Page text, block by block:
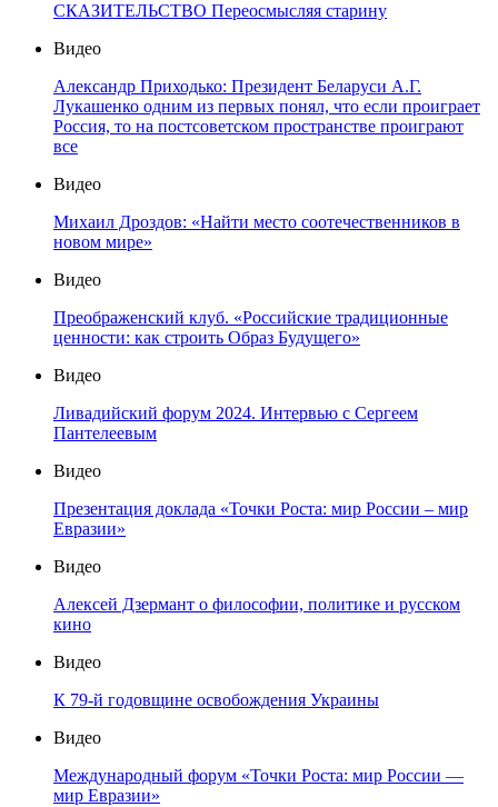
СКАЗИТЕЛЬСТВО Переосмысляя старину
Видео
Александр Приходько: Президент Беларуси А.Г.
Лукашенко одним из первых понял, что если проиграет
Россия, то на постсоветском пространстве проиграют
все
Видео
Михаил Дроздов: «Найти место соотечественников в
новом мире»
Видео
Преображенский клуб. «Российские традиционные
ценности: как строить Образ Будущего»
Видео
Ливадийский форум 2024. Интервью с Сергеем
Пантелеевым
Видео
Презентация доклада «Точки Роста: мир России – мир
Евразии»
Видео
Алексей Дзермант о философии, политике и русском
кино
Видео
К 79-й годовщине освобождения Украины
Видео
Международный форум «Точки Роста: мир России —
мир Евразии»